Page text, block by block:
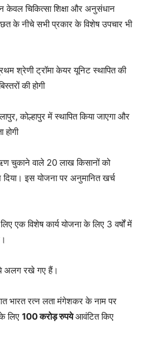
केवल चिकित्सा शिक्षा और अनुसंधान
के नीचे सभी प्रकार के विशेष उपचार भी
श्रेणी ट्रॉमा केयर यूनिट स्थापित की
की होगी
कोल्हापुर में स्थापित किया जाएगा और
होगी
चुकाने वाले 20 लाख किसानों को
इस योजना पर अनुमानित खर्च
एक विशेष कार्य योजना के लिए 3 वर्षों में
अलग रखे गए हैं।
भारत रत्न लता मंगेशकर के नाम पर
लिए 100 करोड़ रुपयेआवंटित किए